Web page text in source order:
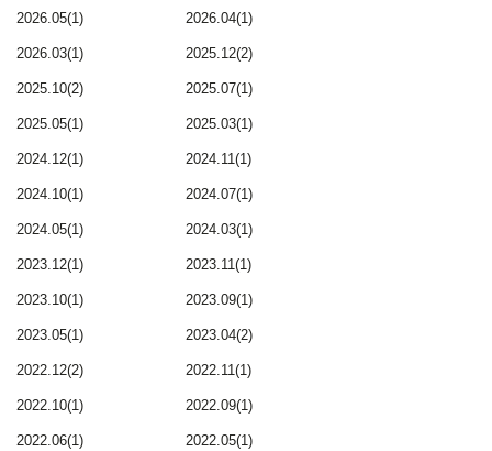
2026.05(1) 2026.04(1)
2026.03(1) 2025.12(2)
2025.10(2) 2025.07(1)
2025.05(1) 2025.03(1)
2024.12(1) 2024.11(1)
2024.10(1) 2024.07(1)
2024.05(1) 2024.03(1)
2023.12(1) 2023.11(1)
2023.10(1) 2023.09(1)
2023.05(1) 2023.04(2)
2022.12(2) 2022.11(1)
2022.10(1) 2022.09(1)
2022.06(1) 2022.05(1)